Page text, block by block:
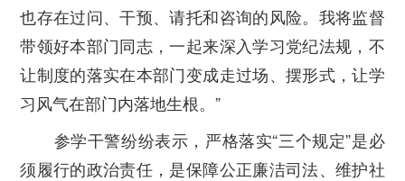
也存在过问、干预、请托和咨询的风险。我将监督
带领好本部门同志，一起来深入学习党纪法规，不
让制度的落实在本部门变成走过场、摆形式，让学
习风气在部门内落地生根。”
参学干警纷纷表示，严格落实“三个规定”是必
须履行的政治责任，是保障公正廉洁司法、维护社